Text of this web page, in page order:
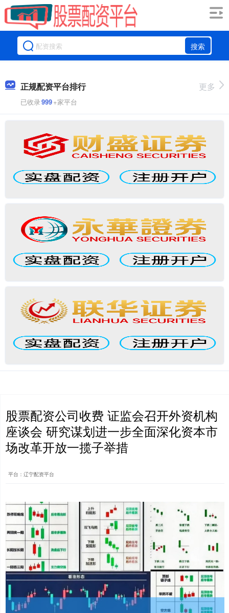
搜索
正规配资平台排行
已收录999+家平台
更多
股票配资公司收费 证监会召开外资机构
座谈会 研究谋划进一步全面深化资本市
场改革开放一揽子举措
平台：辽宁配资平台